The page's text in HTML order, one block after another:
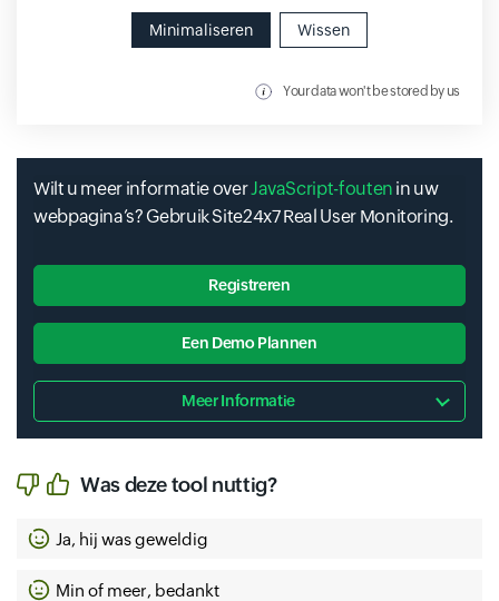
Minimaliseren Wissen
Your data won't be stored by us
Wilt u meer informatie overJavaScript-fouten in uw
webpagina’s? Gebruik Site24x7 Real User Monitoring.
Registreren
Een Demo Plannen
Meer Informatie
Was deze tool nuttig?
Ja, hij was geweldig
Min of meer, bedankt